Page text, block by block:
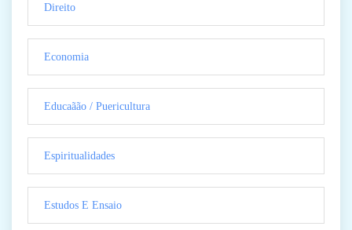
Direito
Economia
Educaãão / Puericultura
Espiritualidades
Estudos E Ensaio